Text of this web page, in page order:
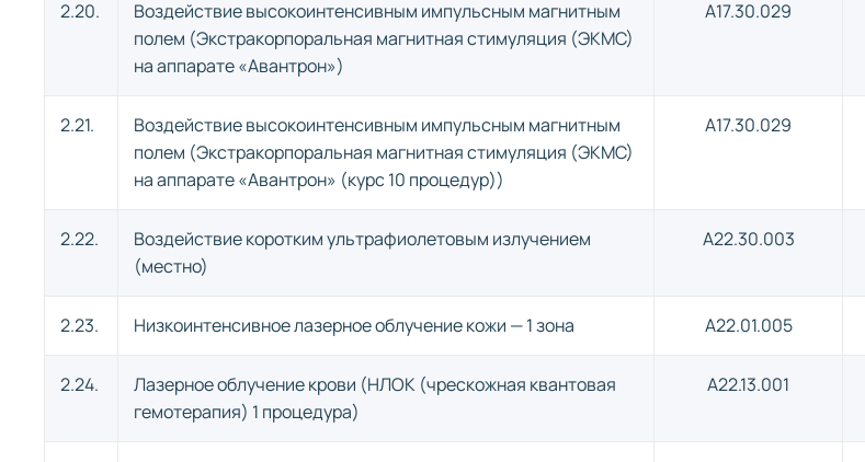
2.20.
Воздействие высокоинтенсивным импульсным магнитным
полем (Экстракорпоральная магнитная стимуляция (ЭКМС)
на аппарате «Авантрон»)
A17.30.029
2.21.
Воздействие высокоинтенсивным импульсным магнитным
полем (Экстракорпоральная магнитная стимуляция (ЭКМС)
на аппарате «Авантрон» (курс 10 процедур))
A17.30.029
2.22.
Воздействие коротким ультрафиолетовым излучением
(местно)
A22.30.003
2.23. Низкоинтенсивное лазерное облучение кожи — 1 зона A22.01.005
2.24.
Лазерное облучение крови (НЛОК (чрескожная квантовая
гемотерапия) 1 процедура)
A22.13.001